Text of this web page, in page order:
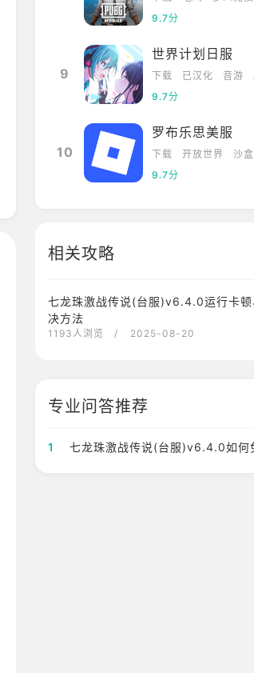
9.7分
9
世界计划日服
下载 已汉化 音游
9.7分
10
罗布乐思美服
下载 开放世界 沙盒
9.7分
相关攻略
七龙珠激战传说(台服)v6.4.0运行卡顿
决方法
1193人浏览 / 2025-08-20
专业问答推荐
1 七龙珠激战传说(台服)v6.4.0如何